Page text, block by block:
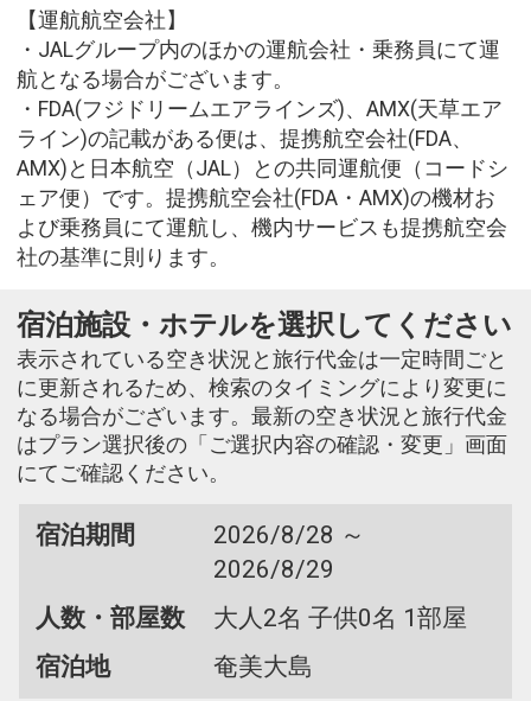
【運航航空会社】
・JALグループ内のほかの運航会社・乗務員にて運
航となる場合がございます。
・FDA(フジドリームエアラインズ)、AMX(天草エア
ライン)の記載がある便は、提携航空会社(FDA、
AMX)と日本航空（JAL）との共同運航便（コードシ
ェア便）です。提携航空会社(FDA・AMX)の機材お
よび乗務員にて運航し、機内サービスも提携航空会
社の基準に則ります。
宿泊施設・ホテルを選択してください
表示されている空き状況と旅行代金は一定時間ごと
に更新されるため、検索のタイミングにより変更に
なる場合がございます。最新の空き状況と旅行代金
はプラン選択後の「ご選択内容の確認・変更」画面
にてご確認ください。
宿泊期間
2026/8/28 ～
2026/8/29
人数・部屋数
大人2名 子供0名 1部屋
宿泊地
奄美大島